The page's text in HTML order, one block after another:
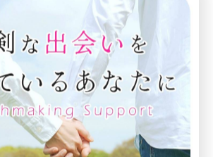
。また、「女性が1番モテる年齢
ありますが、年齢だけでなく誠実さ
が評価される傾向が強まっていま
ときは、信頼できる第三者や専門家
大切です。自分らしさを大切にし、無
婚活を進めることが、結果的に理想の